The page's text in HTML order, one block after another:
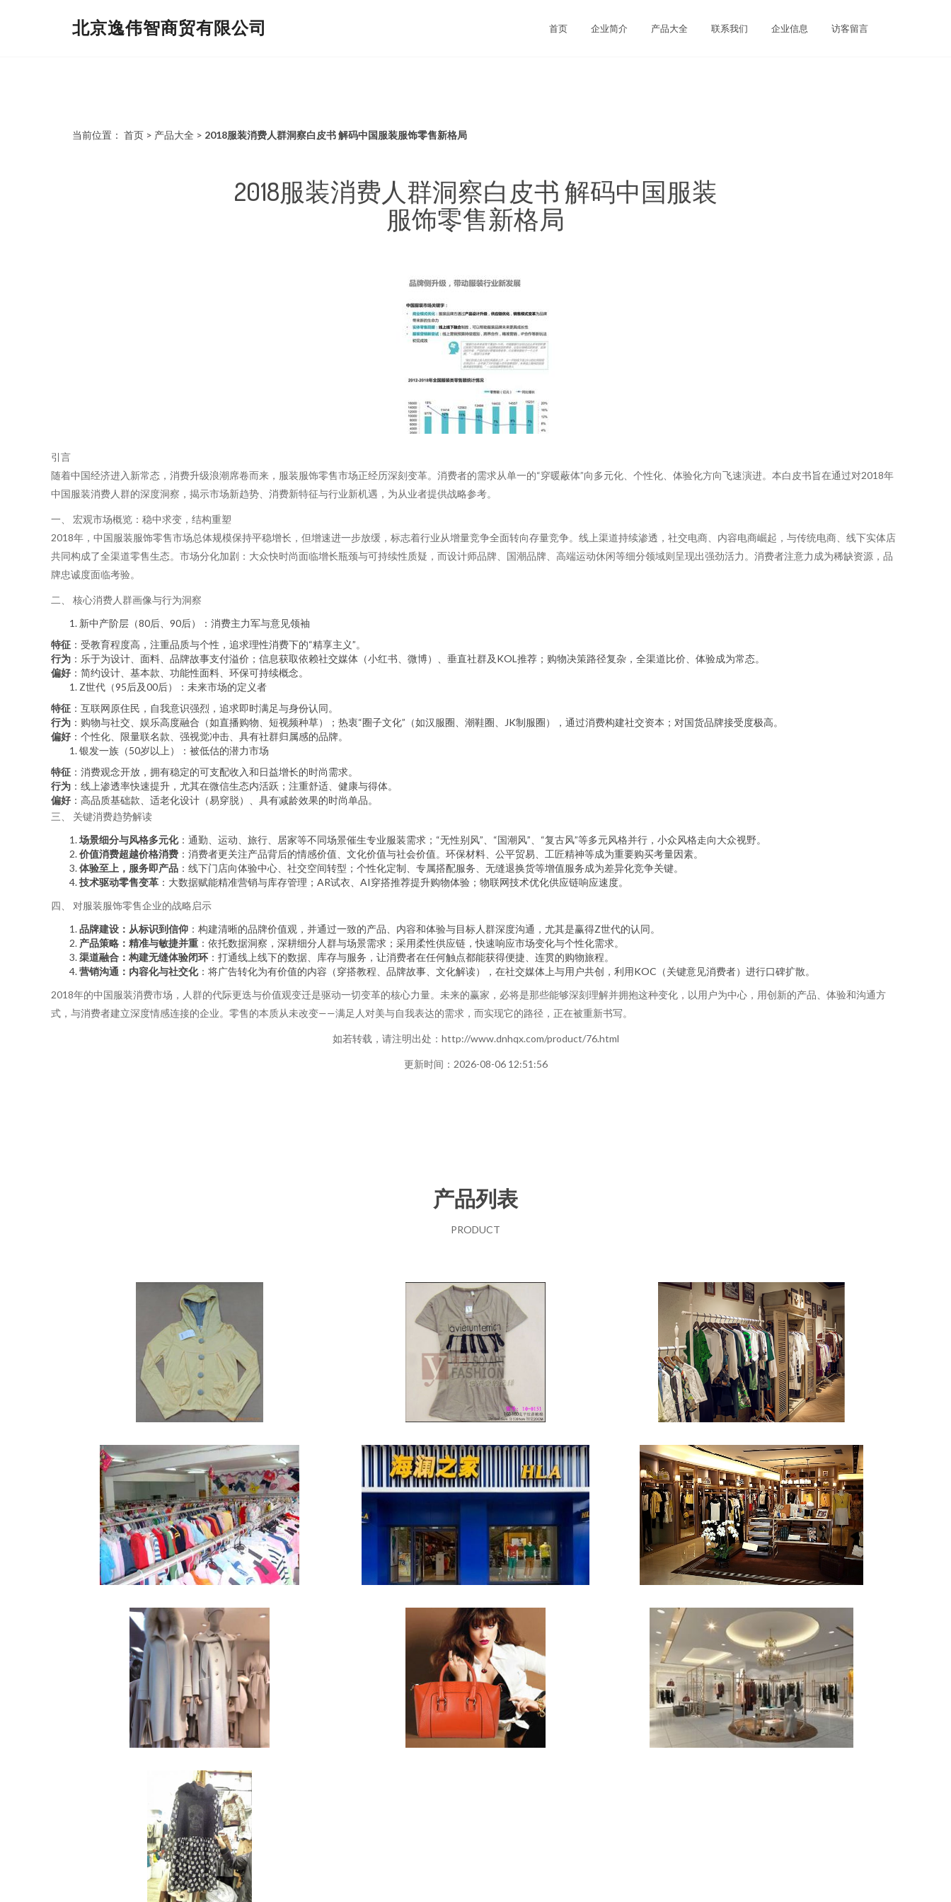
北京逸伟智商贸有限公司 首页 企业简介 产品大全 联系我们 企业信息 访客留言
当前位置： 首页 > 产品大全 > 2018服装消费人群洞察白皮书 解码中国服装服饰零售新格局
2018服装消费人群洞察白皮书 解码中国服装
服饰零售新格局
引言
随着中国经济进入新常态，消费升级浪潮席卷而来，服装服饰零售市场正经历深刻变革。消费者的需求从单一的“穿暖蔽体”向多元化、个性化、体验化方向飞速演进。本白皮书旨在通过对2018年
中国服装消费人群的深度洞察，揭示市场新趋势、消费新特征与行业新机遇，为从业者提供战略参考。
一、 宏观市场概览：稳中求变，结构重塑
2018年，中国服装服饰零售市场总体规模保持平稳增长，但增速进一步放缓，标志着行业从增量竞争全面转向存量竞争。线上渠道持续渗透，社交电商、内容电商崛起，与传统电商、线下实体店
共同构成了全渠道零售生态。市场分化加剧：大众快时尚面临增长瓶颈与可持续性质疑，而设计师品牌、国潮品牌、高端运动休闲等细分领域则呈现出强劲活力。消费者注意力成为稀缺资源，品
牌忠诚度面临考验。
二、 核心消费人群画像与行为洞察
新中产阶层（80后、90后）：消费主力军与意见领袖
特征 ：受教育程度高，注重品质与个性，追求理性消费下的“精享主义”。
行为 ：乐于为设计、面料、品牌故事支付溢价；信息获取依赖社交媒体（小红书、微博）、垂直社群及KOL推荐；购物决策路径复杂，全渠道比价、体验成为常态。
偏好 ：简约设计、基本款、功能性面料、环保可持续概念。
Z世代（95后及00后）：未来市场的定义者
特征 ：互联网原住民，自我意识强烈，追求即时满足与身份认同。
行为 ：购物与社交、娱乐高度融合（如直播购物、短视频种草）；热衷“圈子文化”（如汉服圈、潮鞋圈、JK制服圈），通过消费构建社交资本；对国货品牌接受度极高。
偏好 ：个性化、限量联名款、强视觉冲击、具有社群归属感的品牌。
银发一族（50岁以上）：被低估的潜力市场
特征 ：消费观念开放，拥有稳定的可支配收入和日益增长的时尚需求。
行为 ：线上渗透率快速提升，尤其在微信生态内活跃；注重舒适、健康与得体。
偏好 ：高品质基础款、适老化设计（易穿脱）、具有减龄效果的时尚单品。
三、 关键消费趋势解读
场景细分与风格多元化：通勤、运动、旅行、居家等不同场景催生专业服装需求；“无性别风”、“国潮风”、“复古风”等多元风格并行，小众风格走向大众视野。
价值消费超越价格消费 ：消费者更关注产品背后的情感价值、文化价值与社会价值。环保材料、公平贸易、工匠精神等成为重要购买考量因素。
体验至上，服务即产品 ：线下门店向体验中心、社交空间转型；个性化定制、专属搭配服务、无缝退换货等增值服务成为差异化竞争关键。
技术驱动零售变革 ：大数据赋能精准营销与库存管理；AR试衣、AI穿搭推荐提升购物体验；物联网技术优化供应链响应速度。
四、 对服装服饰零售企业的战略启示
品牌建设：从标识到信仰 ：构建清晰的品牌价值观，并通过一致的产品、内容和体验与目标人群深度沟通，尤其是赢得Z世代的认同。
产品策略：精准与敏捷并重 ：依托数据洞察，深耕细分人群与场景需求；采用柔性供应链，快速响应市场变化与个性化需求。
渠道融合：构建无缝体验闭环 ：打通线上线下的数据、库存与服务，让消费者在任何触点都能获得便捷、连贯的购物旅程。
营销沟通：内容化与社交化：将广告转化为有价值的内容（穿搭教程、品牌故事、文化解读），在社交媒体上与用户共创，利用KOC（关键意见消费者）进行口碑扩散。
2018年的中国服装消费市场，人群的代际更迭与价值观变迁是驱动一切变革的核心力量。未来的赢家，必将是那些能够深刻理解并拥抱这种变化，以用户为中心，用创新的产品、体验和沟通方
式，与消费者建立深度情感连接的企业。零售的本质从未改变——满足人对美与自我表达的需求，而实现它的路径，正在被重新书写。
如若转载，请注明出处：http://www.dnhqx.com/product/76.html
更新时间：2026-08-06 12:51:56
产品列表
PRODUCT